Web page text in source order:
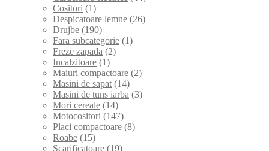
Cositori (1)
Despicatoare lemne (26)
Drujbe (190)
Fara subcategorie (1)
Freze zapada (2)
Incalzitoare (1)
Maiuri compactoare (2)
Masini de sapat (14)
Masini de tuns iarba (3)
Mori cereale (14)
Motocositori (147)
Placi compactoare (8)
Roabe (15)
Scarificatoare (19)